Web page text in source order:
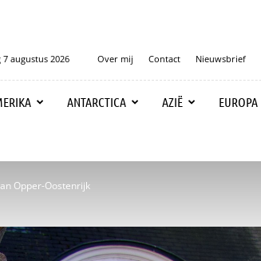
augustus 2026 Over mij Contact Nieuwsbrief
ANTARCTICA AZIË EUROPA
Opper-Oostenrijk